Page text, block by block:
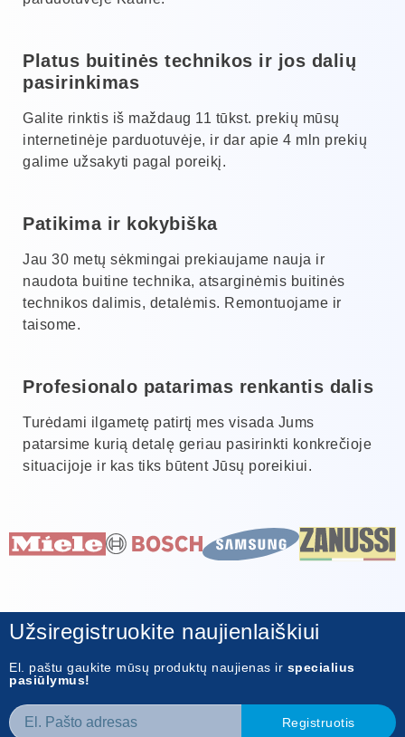
Platus buitinės technikos ir jos dalių
pasirinkimas
Galite rinktis iš maždaug 11 tūkst. prekių mūsų
internetinėje parduotuvėje, ir dar apie 4 mln prekių
galime užsakyti pagal poreikį.
Patikima ir kokybiška
Jau 30 metų sėkmingai prekiaujame nauja ir
naudota buitine technika, atsarginėmis buitinės
technikos dalimis, detalėmis. Remontuojame ir
taisome.
Profesionalo patarimas renkantis dalis
Turėdami ilgametę patirtį mes visada Jums
patarsime kurią detalę geriau pasirinkti konkrečioje
situacijoje ir kas tiks būtent Jūsų poreikiui.
Užsiregistruokite naujienlaiškiui
El. paštu gaukite mūsų produktų naujienas ir specialius
pasiūlymus!
Registruotis